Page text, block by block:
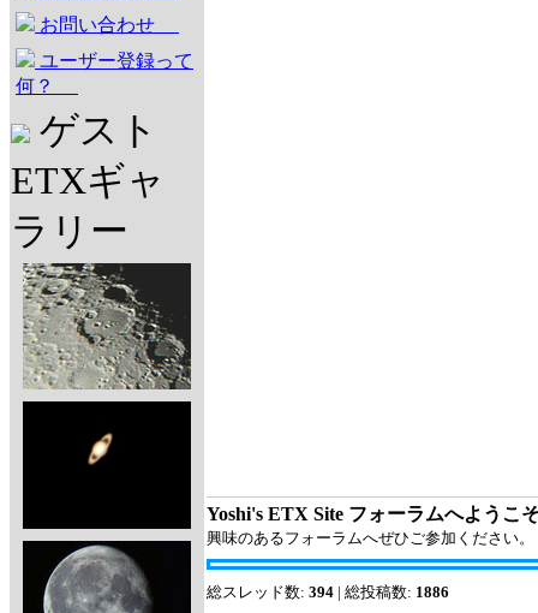
お問い合わせ
ユーザー登録って
何？
ゲスト
ETXギャ
ラリー
Yoshi's ETX Site フォーラムへようこ
興味のあるフォーラムへぜひご参加ください。
総スレッド数: 394 | 総投稿数: 1886